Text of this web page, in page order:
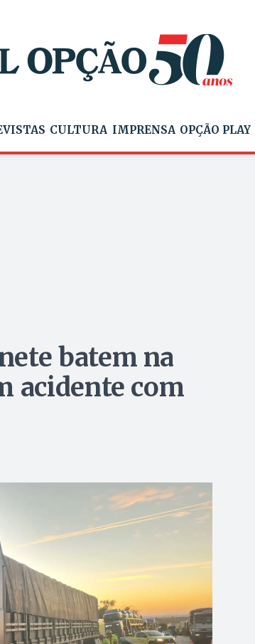
CULTURA IMPRENSA OPÇÃO PLAY
batem na
acidente com